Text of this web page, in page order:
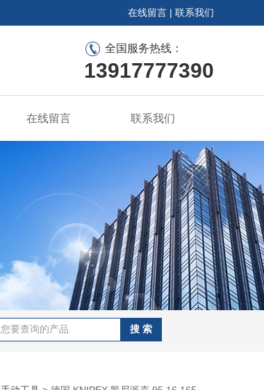
在线留言 | 联系我们
全国服务热线：
13917777390
在线留言 联系我们